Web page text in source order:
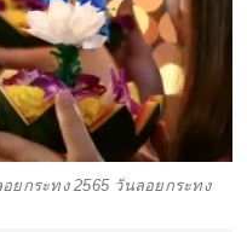
กระทง 2565 วันลอยกระทง